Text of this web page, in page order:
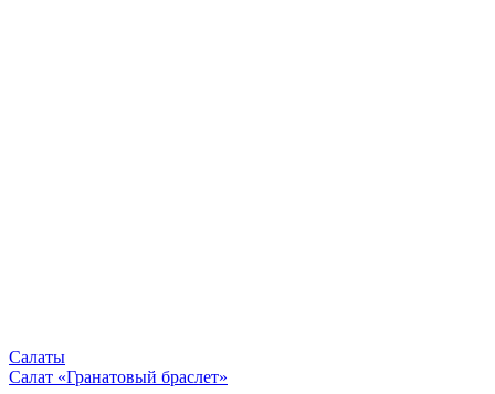
Салаты
Салат «Гранатовый браслет»